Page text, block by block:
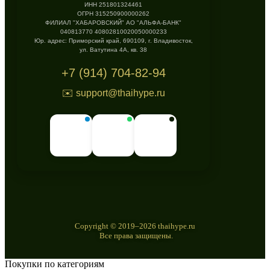
ИНН 251801324461
ОГРН 315250900000262
ФИЛИАЛ "ХАБАРОВСКИЙ" АО "АЛЬФА-БАНК"
040813770 40802810020050000233
Юр. адрес: Приморский край, 690109, г. Владивосток,
ул. Ватутина 4А, кв. 38
+7 (914) 704-82-94
✉️ support@thaihype.ru
Copyright © 2019–2026 thaihype.ru
Все права защищены.
Покупки по категориям